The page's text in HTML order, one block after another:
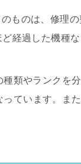
ものは、修理
経過した機種
類やランクを
ています。ま